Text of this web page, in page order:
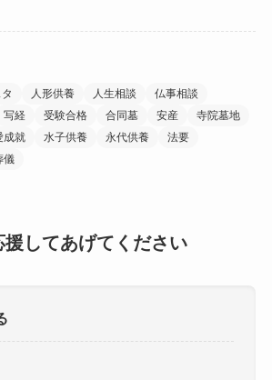
人形供養 人生相談
仏事相談
写経 受験合格 合同墓 安産
寺院墓地
成就 水子供養 永代供養
法要
儀
援してあげてください